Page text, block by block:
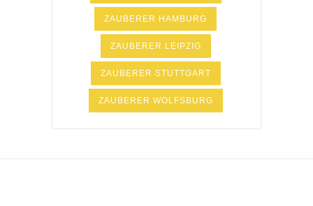
ZAUBERER HAMBURG
ZAUBERER LEIPZIG
ZAUBERER STUTTGART
ZAUBERER WOLFSBURG